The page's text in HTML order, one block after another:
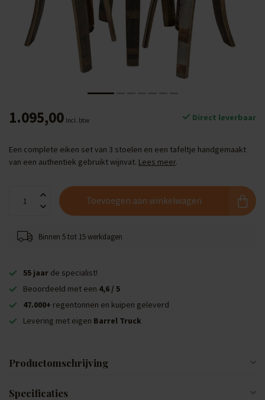
1.095,00 Incl. btw Direct leverbaar
Een complete eiken set van 3 stoelen en een tafeltje handgemaakt
van een authentiek gebruikt wijnvat. Lees meer.
Toevoegen aan winkelwagen
Binnen 5 tot 15 werkdagen
55 jaar de specialist!
Beoordeeld met een 4,6 / 5
47.000+ regentonnen en kuipen geleverd
Levering met eigen Barrel Truck
Productomschrijving
Specificaties